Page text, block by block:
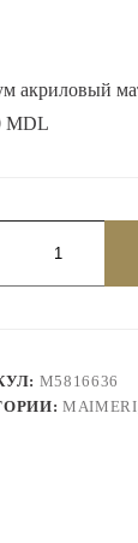
акриловый
MDL
M5816636
MAIMERI